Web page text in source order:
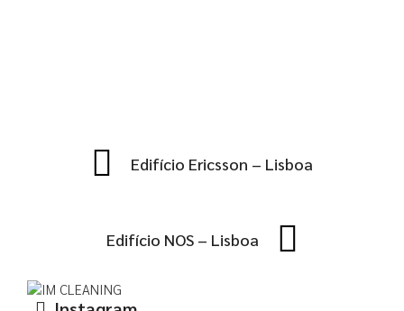
Edifício Ericsson – Lisboa
Edifício NOS – Lisboa